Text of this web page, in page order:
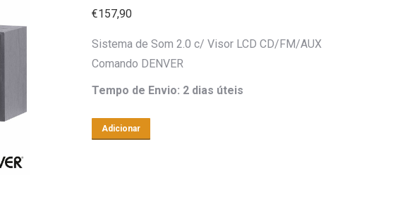
€157,90
Sistema de Som 2.0 c/ Visor LCD CD/FM/AUX
Comando DENVER
Tempo de Envio: 2 dias úteis
Adicionar